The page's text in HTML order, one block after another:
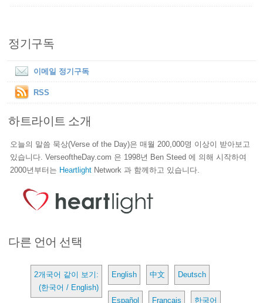
정기구독
이메일 정기구독
RSS
하트라이트 소개
오늘의 말씀 묵상(Verse of the Day)은 매월 200,000명 이상이 받아보고
있습니다. VerseoftheDay.com 은 1998년 Ben Steed 에 의해 시작하여
2000년부터는 Heartlight Network 과 함께하고 있습니다.
다른 언어 선택
2개국어 같이 보기:
(한국어 / English)
English 中文 Deutsch
Español Français 한국어